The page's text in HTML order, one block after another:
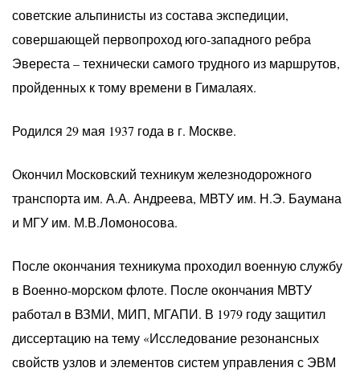
советские альпинисты из состава экспедиции,
совершающей первопроход юго-западного ребра
Эвереста – технически самого трудного из маршрутов,
пройденных к тому времени в Гималаях.
Родился 29 мая 1937 года в г. Москве.
Окончил Московский техникум железнодорожного
транспорта им. А.А. Андреева, МВТУ им. Н.Э. Баумана
и МГУ им. М.В.Ломоносова.
После окончания техникума проходил военную службу
в Военно-морском флоте. После окончания МВТУ
работал в ВЗМИ, МИП, МГАПИ. В 1979 году защитил
диссертацию на тему «Исследование резонансных
свойств узлов и элементов систем управления с ЭВМ